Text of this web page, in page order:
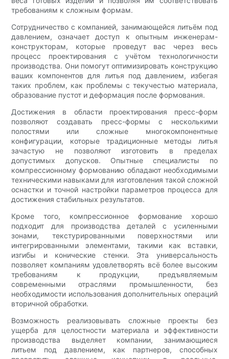
требованиям к сложным формам.
Сотрудничество с компанией, занимающейся литьём под
давлением, означает доступ к опытным инженерам-
конструкторам, которые проведут вас через весь
процесс проектирования с учётом технологичности
производства. Они помогут оптимизировать конструкцию
ваших компонентов для литья под давлением, избегая
таких проблем, как проблемы с текучестью материала,
образование пустот и деформация после формования.
Достижения в области проектирования пресс-форм
позволяют создавать пресс-формы с несколькими
полостями или сложные многокомпонентные
конфигурации, которые традиционные методы литья
зачастую не позволяют изготовить в пределах
допустимых допусков. Опытные специалисты по
компрессионному формованию обладают необходимыми
техническими навыками для изготовления такой сложной
оснастки и точной настройки параметров процесса для
достижения стабильных результатов.
Кроме того, компрессионное формование хорошо
подходит для производства деталей с усиленными
зонами, текстурированными поверхностями или
интегрированными элементами, такими как вставки,
изгибы и конические стенки. Эта универсальность
позволяет компаниям удовлетворять всё более высоким
требованиям к продукции, предъявляемым
современными отраслями промышленности, без
необходимости использования дополнительных операций
вторичной обработки.
Возможность реализовывать сложные проекты без
ущерба для целостности материала и эффективности
производства выделяет компании, занимающиеся
литьем под давлением, как партнеров, способных